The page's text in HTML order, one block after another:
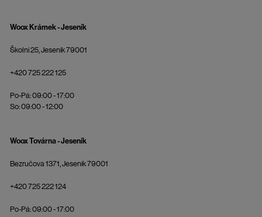
Woox Krámek - Jeseník
Školní 25, Jeseník 79001
+420 725 222 125
Po-Pá: 09:00 - 17:00
So: 09:00 - 12:00
Woox Továrna - Jeseník
Bezručova 1371, Jeseník 79001
+420 725 222 124
Po-Pá: 09:00 - 17:00